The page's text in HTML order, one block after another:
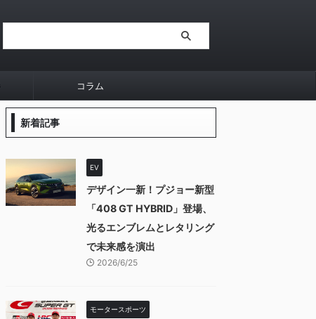
コラム
新着記事
EV
デザイン一新！プジョー新型
「408 GT HYBRID」登場、
光るエンブレムとレタリング
で未来感を演出
2026/6/25
モータースポーツ